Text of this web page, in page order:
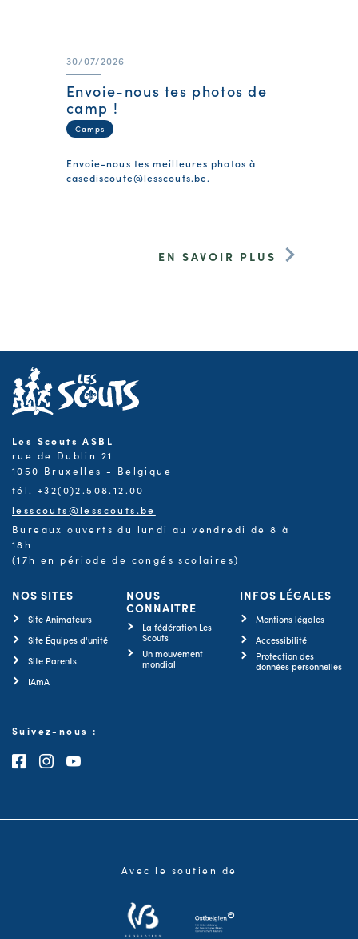
30/07/2026
Envoie-nous tes photos de
camp !
Camps
Envoie-nous tes meilleures photos à
casediscoute@lesscouts.be.
EN SAVOIR PLUS
Les Scouts ASBL
rue de Dublin 21
1050 Bruxelles - Belgique
tél. +32(0)2.508.12.00
lesscouts@lesscouts.be
Bureaux ouverts du lundi au vendredi de 8 à
18h
(17h en période de congés scolaires)
NOS SITES
Site Animateurs
Site Équipes d'unité
Site Parents
IAmA
NOUS
CONNAITRE
La fédération Les
Scouts
Un mouvement
mondial
INFOS LÉGALES
Mentions légales
Accessibilité
Protection des
données personnelles
Suivez-nous :
Consultez notre page Facebook
Consultez notre page Instagram
Consultez notre chaîne Youtube
Avec le soutien de